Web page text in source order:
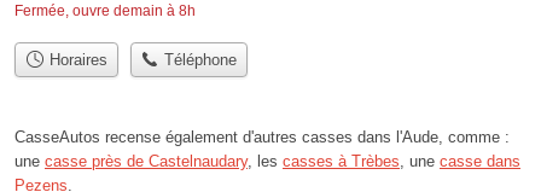
Fermée, ouvre demain à 8h
Horaires Téléphone
CasseAutos recense également d'autres casses dans l'Aude, comme :
une casse près de Castelnaudary, les casses à Trèbes , une casse dans
Pezens